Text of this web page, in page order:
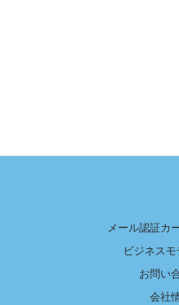
メール認証カ
ビジネス
お問い
会社